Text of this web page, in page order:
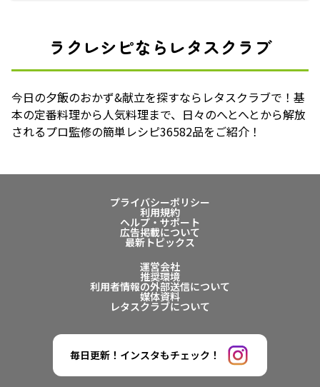
ラクレシピならレタスクラブ
今日の夕飯のおかず&献立を探すならレタスクラブで！基
本の定番料理から人気料理まで、日々のへとへとから解放
されるプロ監修の簡単レシピ36582品をご紹介！
プライバシーポリシー
利用規約
ヘルプ・サポート
広告掲載について
最新トピックス
運営会社
推奨環境
利用者情報の外部送信について
媒体資料
レタスクラブについて
毎日更新！インスタもチェック！